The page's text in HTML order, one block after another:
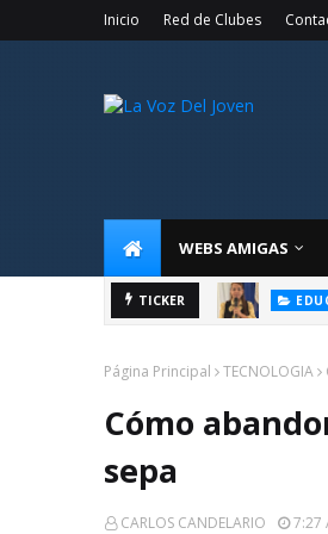
Inicio Red de Clubes
WEBS AMIGAS
TICKER
Página Principal TECNOLOGIA
Cómo
sepa
CARLOS CANDELARIO 7:27